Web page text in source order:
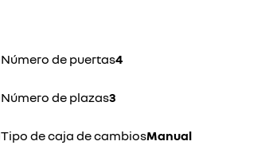
Número de puertas4
Número de plazas3
Tipo de caja de cambios manual